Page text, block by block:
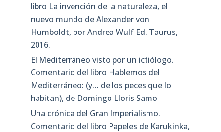
libro La invención de la naturaleza, el
nuevo mundo de Alexander von
Humboldt, por Andrea Wulf Ed. Taurus,
2016.
El Mediterráneo visto por un ictiólogo.
Comentario del libro Hablemos del
Mediterráneo: (y… de los peces que lo
habitan), de Domingo Lloris Samo
Una crónica del Gran Imperialismo.
Comentario del libro Papeles de Karukinka,